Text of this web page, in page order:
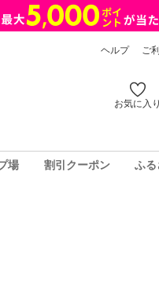
ヘルプ ご
お気に入り
場 割引クーポン ふ